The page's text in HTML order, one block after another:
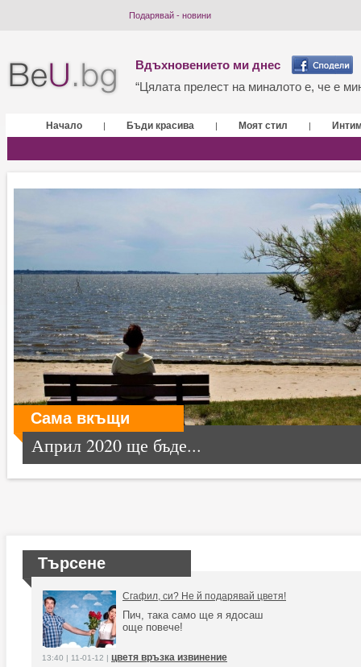
Подарявай - новини
Вдъхновението ми днес
“Цялата прелест на миналото е, че е
Начало | Бъди красива | Моят стил |
Сама вкъщи
Април 2020 ще бъде...
Търсене
Сгафил, си? Не й подарявай цветя!
Пич, така само ще я ядосаш
още повече!
13:40 | 11-01-12 | цветя връзка извинение